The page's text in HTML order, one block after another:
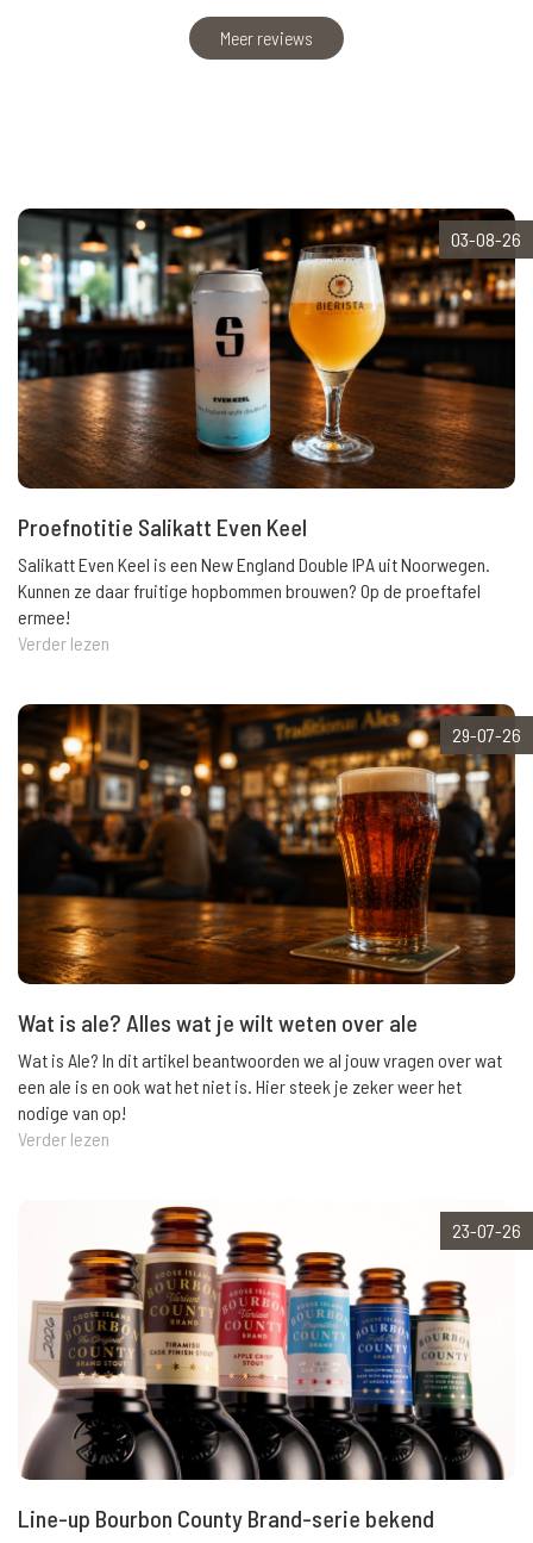
Meer reviews
03-08-26
Proefnotitie Salikatt Even Keel
Salikatt Even Keel is een New England Double IPA uit Noorwegen.
Kunnen ze daar fruitige hopbommen brouwen? Op de proeftafel
ermee!
Verder lezen
29-07-26
Wat is ale? Alles wat je wilt weten over ale
Wat is Ale? In dit artikel beantwoorden we al jouw vragen over wat
een ale is en ook wat het niet is. Hier steek je zeker weer het
nodige van op!
Verder lezen
23-07-26
Line-up Bourbon County Brand-serie bekend